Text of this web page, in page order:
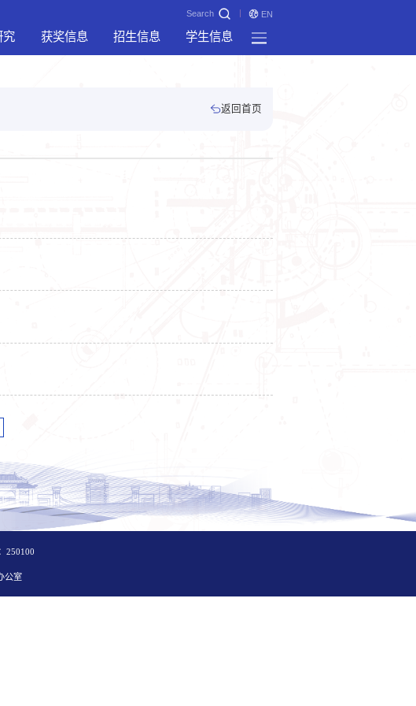
Search EN
究 获奖信息 招生信息 学生信息
返回首页
250100
办公室